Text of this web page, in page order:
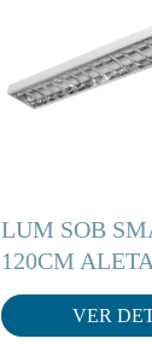
LUM SOB
120CM
VER